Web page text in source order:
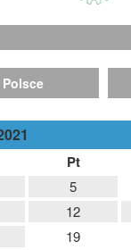
Pt
5
12
19